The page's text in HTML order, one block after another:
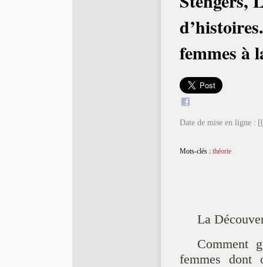
femmes à
Date de mise en ligne :
Mots-clés : théorie
La
Comment
femmes dont